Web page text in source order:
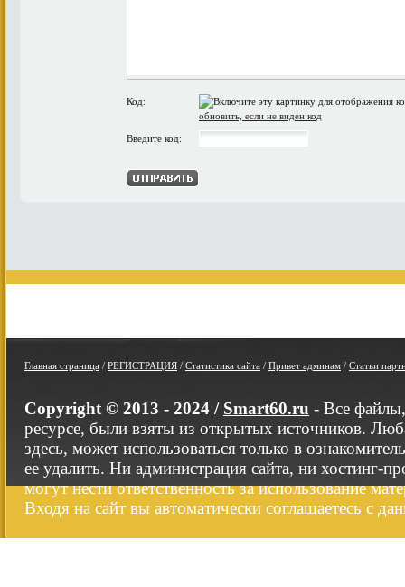
Код:
обновить, если не виден код
Введите код:
Главная страница / РЕГИСТРАЦИЯ / Статистика сайта / Привет админам / Статьи
Copyright © 2013 - 2024 / Smart60.ru - Все
ресурсе, были взяты из открытых источников.
здесь, может использоваться только в
ее удалить. Ни администрация сайта, ни хостинг-
могут нести ответственность за использование
Входя на сайт вы автоматически соглашаетесь с